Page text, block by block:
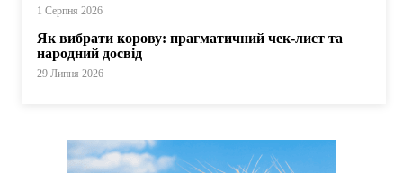
1 Серпня 2026
Як вибрати корову: прагматичний чек-лист та
народний досвід
29 Липня 2026